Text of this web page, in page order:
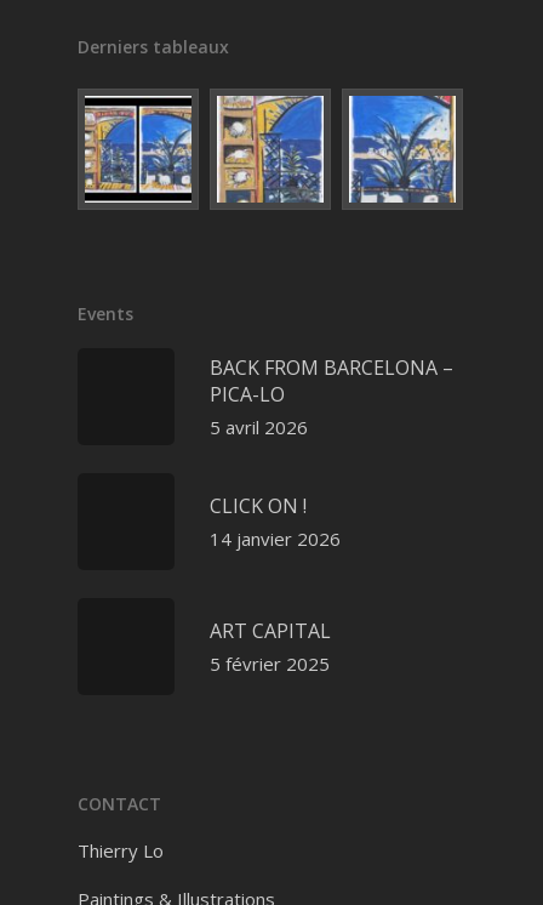
Derniers tableaux
Events
BACK FROM BARCELONA –
PICA-LO
5 avril 2026
CLICK ON !
14 janvier 2026
ART CAPITAL
5 février 2025
CONTACT
Thierry Lo
Paintings & Illustrations